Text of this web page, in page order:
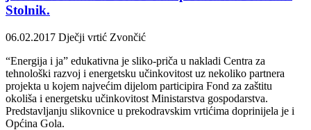
Stolnik.
06.02.2017 Dječji vrtić Zvončić
“Energija i ja” edukativna je sliko-priča u nakladi Centra za
tehnološki razvoj i energetsku učinkovitost uz nekoliko partnera
projekta u kojem najvećim dijelom participira Fond za zaštitu
okoliša i energetsku učinkovitost Ministarstva gospodarstva.
Predstavljanju slikovnice u prekodravskim vrtićima doprinijela je i
Općina Gola.